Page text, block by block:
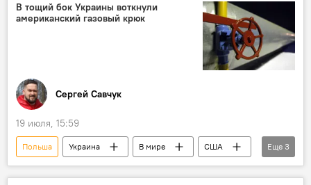
В тощий бок Украины воткнули
американский газовый крюк
Сергей Савчук
19 июля, 15:59
Польша Украина В мире
США
газ
СПГ Европа
Еще 3